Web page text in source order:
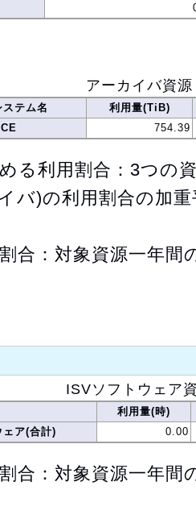
アーカイバ資源
テム名
利用量(TiB)
754.39
る利用割合：3つの
バ)の利用割合の加重
合：対象資源一年間
ISVソフトウェア
利用量(時)
ア(合計)
0.00
合：対象資源一年間